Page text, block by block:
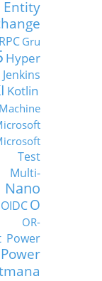
Entity
Gru
Hyper
Jenkins
Kotlin
Machine
Test
Multi-
Nano
OIDCO
OR-
Power
Power